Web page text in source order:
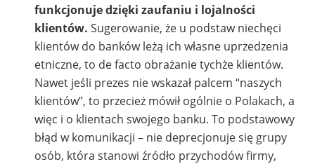
funkcjonuje dzięki zaufaniu i lojalności
klientów. Sugerowanie, że u podstaw niechęci
klientów do banków leżą ich własne uprzedzenia
etniczne, to de facto obrażanie tychże klientów.
Nawet jeśli prezes nie wskazał palcem “naszych
klientów”, to przecież mówił ogólnie o Polakach, a
więc i o klientach swojego banku. To podstawowy
błąd w komunikacji – nie deprecjonuje się grupy
osób, która stanowi źródło przychodów firmy,